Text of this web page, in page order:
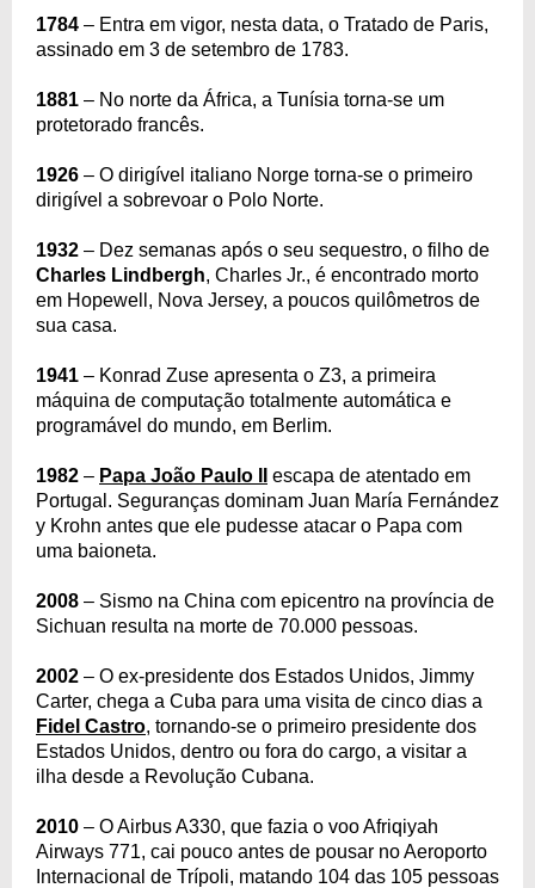
1784 – Entra em vigor, nesta data, o Tratado de Paris,
assinado em 3 de setembro de 1783.
1881 – No norte da África, a Tunísia torna-se um
protetorado francês.
1926 – O dirigível italiano Norge torna-se o primeiro
dirigível a sobrevoar o Polo Norte.
1932 – Dez semanas após o seu sequestro, o filho de
Charles Lindbergh, Charles Jr., é encontrado morto
em Hopewell, Nova Jersey, a poucos quilômetros de
sua casa.
1941 – Konrad Zuse apresenta o Z3, a primeira
máquina de computação totalmente automática e
programável do mundo, em Berlim.
1982 – Papa João Paulo II
escapa de atentado em
Portugal. Seguranças dominam Juan María Fernández
y Krohn antes que ele pudesse atacar o Papa com
uma baioneta.
2008 – Sismo na China com epicentro na província de
Sichuan resulta na morte de 70.000 pessoas.
2002 – O ex-presidente dos Estados Unidos, Jimmy
Carter, chega a Cuba para uma visita de cinco dias a
Fidel Castro, tornando-se o primeiro presidente dos
Estados Unidos, dentro ou fora do cargo, a visitar a
ilha desde a Revolução Cubana.
2010 – O Airbus A330, que fazia o voo Afriqiyah
Airways 771, cai pouco antes de pousar no Aeroporto
Internacional de Trípoli, matando 104 das 105 pessoas